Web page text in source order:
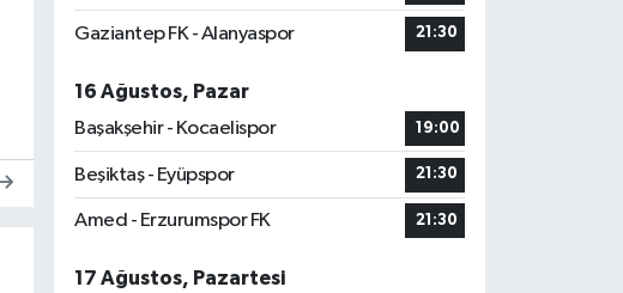
Gaziantep FK - Alanyaspor 21:30
16 Ağustos, Pazar
Başakşehir - Kocaelispor
19:00
Beşiktaş - Eyüpspor 21:30
Amed - Erzurumspor FK 21:30
17 Ağustos, Pazartesi